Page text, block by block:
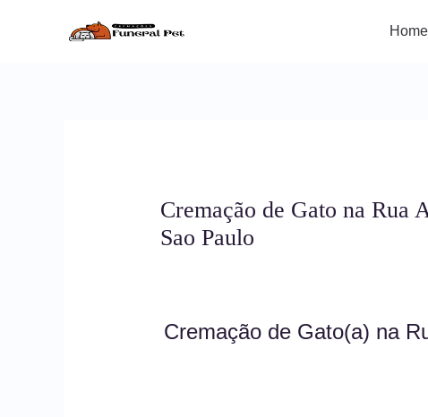
Home
Cremação de Gato na Rua
Sao Paulo
Cremação de Gato(a) na